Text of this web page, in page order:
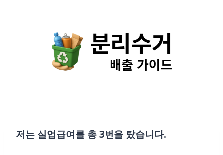
저는 실업급여를 총 3번을 탔습니다.